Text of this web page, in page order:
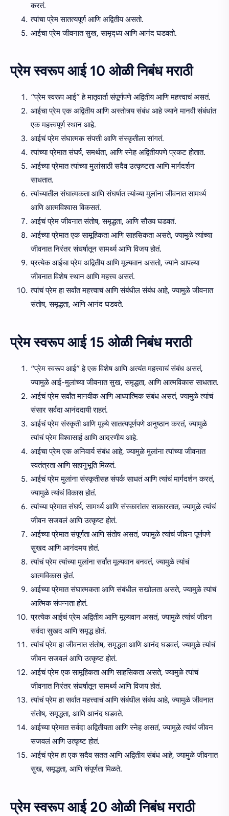
करतं.
त्यांचा प्रेम सातत्यपूर्ण आणि अद्वितीय असतो.
आईचा प्रेम जीवनात सुख, सामृद्ध्य आणि आनंद घडवतो.
प्रेम स्वरूप आई 10 ओळी निबंध मराठी
“प्रेम स्वरूप आई” हे मातृवार्ता संपूर्णपणे अद्वितीय आणि महत्त्वाचं असतं.
आईचा प्रेम एक अद्वितीय आणि अस्तोत्र्य संबंध आहे ज्याने मानवी संबंधांत
एक महत्त्वपूर्ण स्थान आहे.
आईचं प्रेम संघात्मक संपत्ती आणि संस्कृतीला सांगतं.
त्यांच्या प्रेमात संघर्ष, समर्थता, आणि स्नेह अद्वितीयपणे प्रकट होतात.
आईच्या प्रेमात त्यांच्या मुलांसाठी सदैव उत्कृष्टता आणि मार्गदर्शन
साधतात.
त्यांच्यातील संघात्मकता आणि संघर्षात त्यांच्या मुलांना जीवनात सामर्थ्य
आणि आत्मविश्वास विकसतं.
आईचं प्रेम जीवनात संतोष, समृद्धता, आणि सौख्य घडवतं.
आईच्या प्रेमात एक सामूहिकता आणि साहसिकता असते, ज्यामुळे त्यांच्या
जीवनात निरंतर संघर्षातून सामर्थ्य आणि विजय होतं.
प्रत्येक आईचा प्रेम अद्वितीय आणि मूल्यवान असतो, ज्याने आपल्या
जीवनात विशेष स्थान आणि महत्त्व असतं.
त्यांचं प्रेम हा सर्वांत महत्त्वाचं आणि संबंधील संबंध आहे, ज्यामुळे जीवनात
संतोष, समृद्धता, आणि आनंद घडवते.
प्रेम स्वरूप आई 15 ओळी निबंध मराठी
“प्रेम स्वरूप आई” हे एक विशेष आणि अत्यंत महत्त्वाचं संबंध असतं,
ज्यामुळे आई-मुलांच्या जीवनात सुख, समृद्धता, आणि आत्मविकास साधतात.
आईचं प्रेम सर्वांत मानवीक आणि आध्यात्मिक संबंध असतं, ज्यामुळे त्यांचं
संसार सर्वदा आनंददायी राहतं.
आईचं प्रेम संस्कृती आणि मूल्ये सातत्यपूर्णपणे अनुष्ठान करतं, ज्यामुळे
त्यांचं प्रेम विश्वासार्ह आणि आदरणीय आहे.
आईचा प्रेम एक अनिवार्य संबंध आहे, ज्यामुळे मुलांना त्यांच्या जीवनात
स्वतंत्रता आणि सहानुभूति मिळतं.
आईचं प्रेम मुलांना संस्कृतीसह संपर्क साधतं आणि त्यांचं मार्गदर्शन करतं,
ज्यामुळे त्यांचं विकास होतं.
त्यांच्या प्रेमात संघर्ष, सामर्थ्य आणि संस्कारांतर साकारतात, ज्यामुळे त्यांचं
जीवन सजवलं आणि उत्कृष्ट होतं.
आईच्या प्रेमात संपूर्णता आणि संतोष असतं, ज्यामुळे त्यांचं जीवन पूर्णपणे
सुखद आणि आनंदमय होतं.
त्यांचं प्रेम त्यांच्या मुलांना सर्वांत मूल्यवान बनवतं, ज्यामुळे त्यांचं
आत्मविकास होतं.
आईच्या प्रेमात संघात्मकता आणि संबंधील सखोलता असते, ज्यामुळे त्यांचं
आत्मिक संपन्नता होतं.
प्रत्येक आईचं प्रेम अद्वितीय आणि मूल्यवान असतं, ज्यामुळे त्यांचं जीवन
सर्वदा सुखद आणि समृद्ध होतं.
त्यांचं प्रेम हा जीवनात संतोष, समृद्धता आणि आनंद घडवतं, ज्यामुळे त्यांचं
जीवन सजवलं आणि उत्कृष्ट होतं.
आईचं प्रेम एक सामूहिकता आणि साहसिकता असते, ज्यामुळे त्यांचं
जीवनात निरंतर संघर्षातून सामर्थ्य आणि विजय होतं.
त्यांचं प्रेम हा सर्वांत महत्त्वाचं आणि संबंधील संबंध आहे, ज्यामुळे जीवनात
संतोष, समृद्धता, आणि आनंद घडवते.
आईच्या प्रेमात सर्वदा अद्वितीयता आणि स्नेह असतं, ज्यामुळे त्यांचं जीवन
सजवलं आणि उत्कृष्ट होतं.
आईचं प्रेम हा एक सदैव सतत आणि अद्वितीय संबंध आहे, ज्यामुळे जीवनात
सुख, समृद्धता, आणि संपूर्णता मिळते.
प्रेम स्वरूप आई 20 ओळी निबंध मराठी